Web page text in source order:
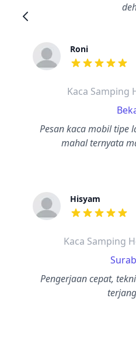
Roni
dari ulasan
Kaca Samping
Pesan kaca mobil tipe
mahal ternyata
Hisyam
dari ulasan
Kaca Samping
Pengerjaan cepat,